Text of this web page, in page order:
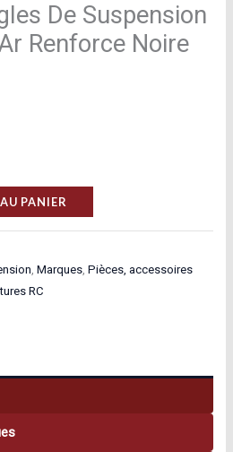
De Suspension
Renforce Noire
PANIER
,Marques,Pièces, accessoires
RC